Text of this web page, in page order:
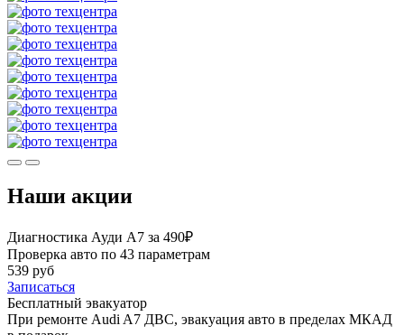
Наши акции
Диагностика Ауди А7 за 490₽
Проверка авто по 43 параметрам
539 руб
Записаться
Бесплатный эвакуатор
При ремонте Audi A7 ДВС, эвакуация авто в пределах МКАД